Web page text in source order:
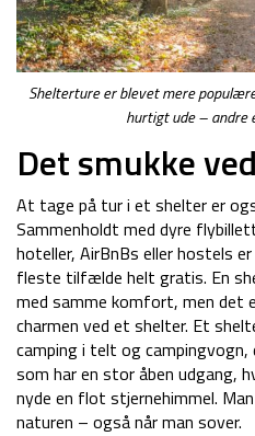
Shelterture er blevet mere
hurtigt ude – andre
Det smukke
At tage på tur i et shelter er
Sammenholdt med dyre
hoteller, AirBnBs eller hostels
fleste tilfælde helt gratis. En
med samme komfort, men det
charmen ved et shelter. Et
camping i telt og
som har en stor åben udgang,
nyde en flot stjernehimmel.
naturen – også når man sover.